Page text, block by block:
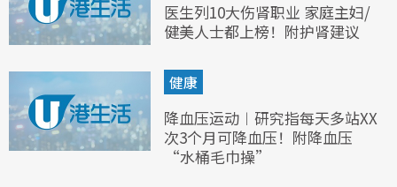
医生列10大伤肾职业 家庭主妇/
健美人士都上榜！附护肾建议
健康
降血压运动︱研究指每天多站XX
次3个月可降血压！附降血压
“水桶毛巾操”